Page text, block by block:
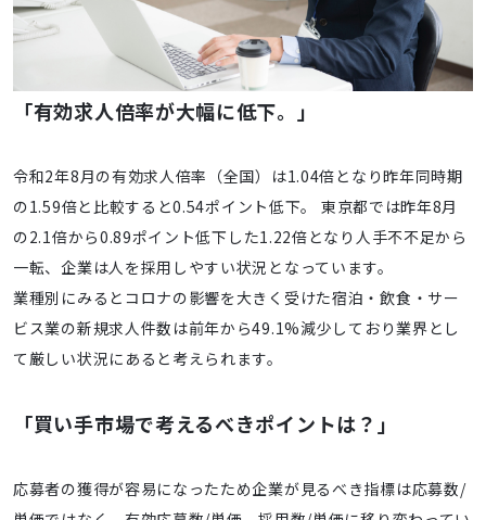
「有効求人倍率が大幅に低下。」
令和2年8月の有効求人倍率（全国）は1.04倍となり昨年同時期
の1.59倍と比較すると0.54ポイント低下。 東京都では昨年8月
の2.1倍から0.89ポイント低下した1.22倍となり人手不不足から
一転、企業は人を採用しやすい状況となっています。
業種別にみるとコロナの影響を大きく受けた宿泊・飲食・サー
ビス業の新規求人件数は前年から49.1%減少しており業界とし
て厳しい状況にあると考えられます。
「買い手市場で考えるべきポイントは？」
応募者の獲得が容易になったため企業が見るべき指標は応募数/